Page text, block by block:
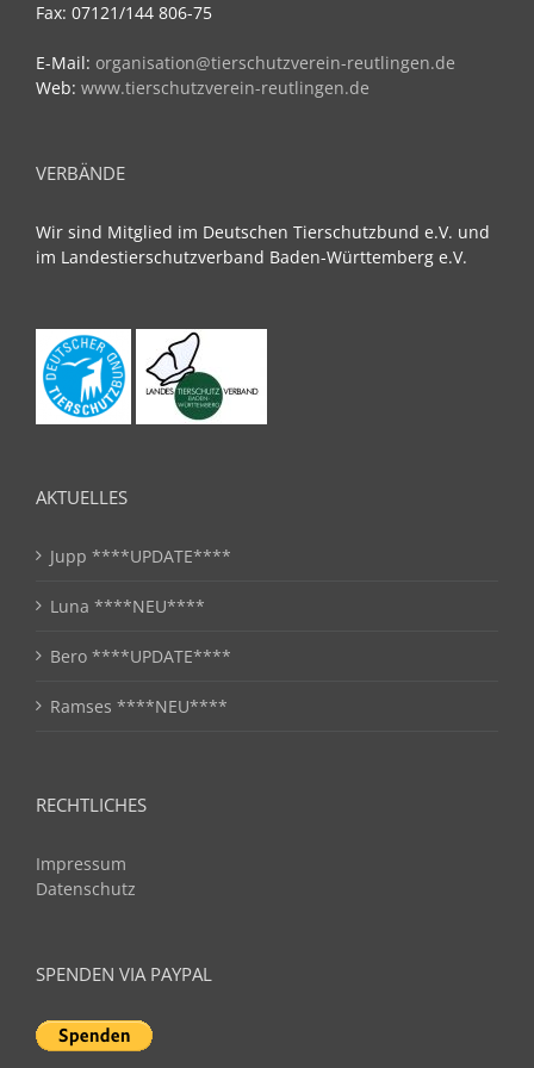
Fax: 07121/144 806-75
E-Mail: organisation@tierschutzverein-reutlingen.de
Web: www.tierschutzverein-reutlingen.de
VERBÄNDE
Wir sind Mitglied im Deutschen Tierschutzbund e.V. und
im Landestierschutzverband Baden-Württemberg e.V.
AKTUELLES
Jupp ****UPDATE****
Luna ****NEU****
Bero ****UPDATE****
Ramses ****NEU****
RECHTLICHES
Impressum
Datenschutz
SPENDEN VIA PAYPAL